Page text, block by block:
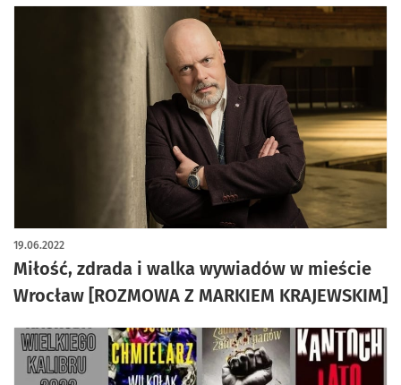
Miłość, zdrada i walka wywiadów w mieście
Wrocław [ROZMOWA Z MARKIEM KRAJEWSKIM]
19.06.2022